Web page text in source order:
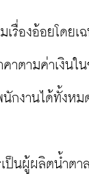
เรื่องอ้อยโด
าตามค่าเงิน
กงานได้ทั้งห
ป็นผู้ผลิตน้ำต